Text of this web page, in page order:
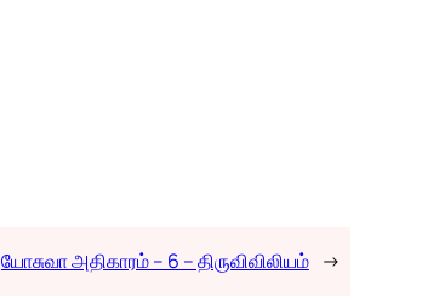
யோசுவா அதிகாரம் – 6 – திருவிவிலியம் →